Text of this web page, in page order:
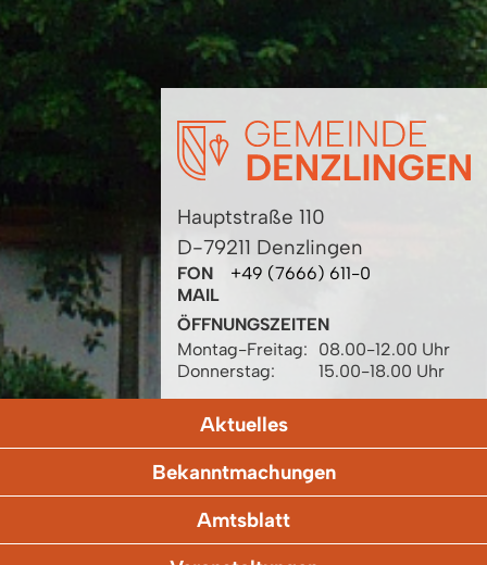
Hauptstraße 110
D-79211 Denzlingen
FON
+49 (7666) 611-0
MAIL
ÖFFNUNGSZEITEN
Montag-Freitag:
08.00-12.00 Uhr
Donnerstag:
15.00-18.00 Uhr
Aktuelles
Bekanntmachungen
Amtsblatt